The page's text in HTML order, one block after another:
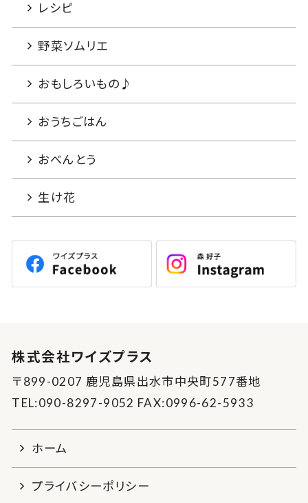
レシピ
野菜ソムリエ
おもしろいもの♪
おうちごはん
おべんとう
生け花
株式会社ワイズプラス
〒899-0207 鹿児島県出水市中央町577番地
TEL:090-8297-9052 FAX:0996-62-5933
ホーム
プライバシーポリシー